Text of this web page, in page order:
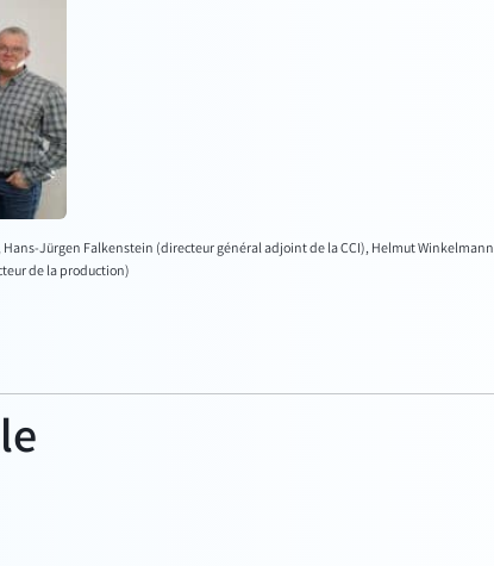
Jürgen Falkenstein (directeur général adjoint de la CCI), Helmut Winkelmann
de la production)